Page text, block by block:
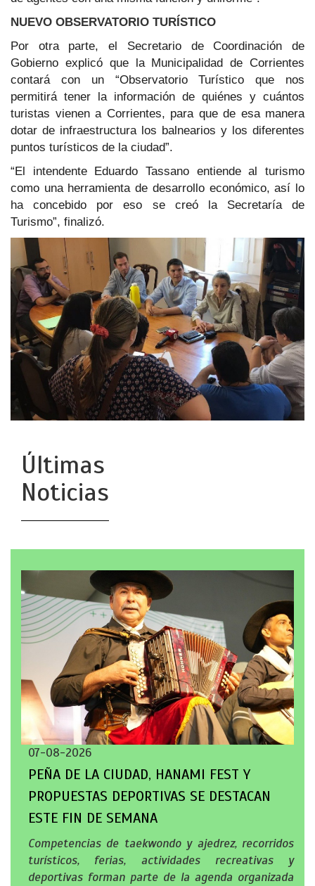
NUEVO OBSERVATORIO TURÍSTICO
Por otra parte, el Secretario de Coordinación de
Gobierno explicó que la Municipalidad de Corrientes
contará con un “Observatorio Turístico que nos
permitirá tener la información de quiénes y cuántos
turistas vienen a Corrientes, para que de esa manera
dotar de infraestructura los balnearios y los diferentes
puntos turísticos de la ciudad”.
“El intendente Eduardo Tassano entiende al turismo
como una herramienta de desarrollo económico, así lo
ha concebido por eso se creó la Secretaría de
Turismo”, finalizó.
Últimas
Noticias
07-08-2026
PEÑA DE LA CIUDAD, HANAMI FEST Y
PROPUESTAS DEPORTIVAS SE DESTACAN
ESTE FIN DE SEMANA
Competencias de taekwondo y ajedrez, recorridos
turísticos, ferias, actividades recreativas y
deportivas forman parte de la agenda organizada